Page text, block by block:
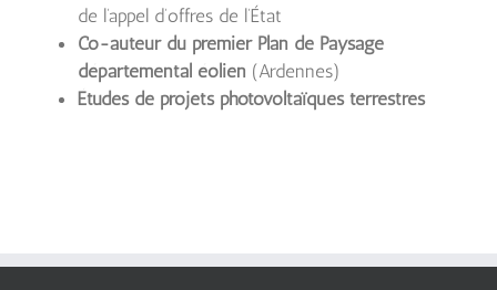
de l’appel d’offres de l’État
Co-auteur du premier Plan de Paysage
départemental éolien (Ardennes)
Études de projets photovoltaïques terrestres